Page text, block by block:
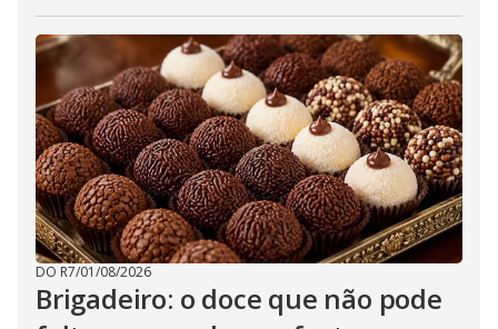
DO R7/01/08/2026
Brigadeiro: o doce que não pode